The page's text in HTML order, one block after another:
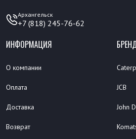
Архангельск
+7 (818) 245-76-62
ИНФОРМАЦИЯ
О компании
Оплата
Доставка
Возврат
JCB
John